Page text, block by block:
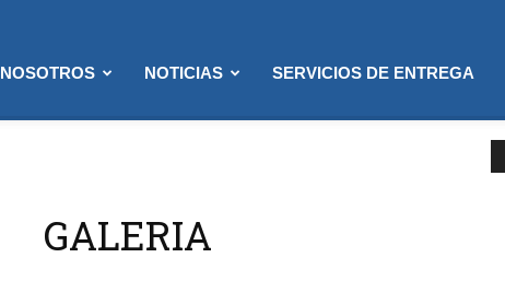
NOSOTROS NOTICIAS SERVICIOS DE ENTREGA
GALERIA